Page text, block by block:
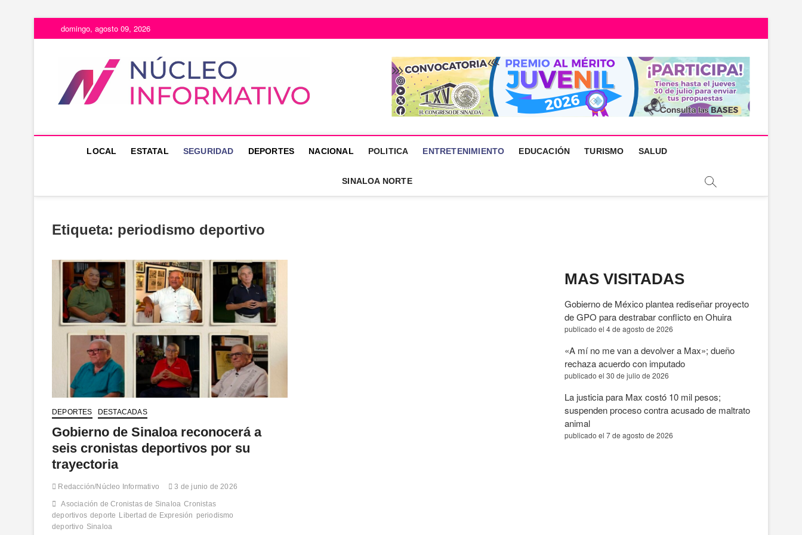
al
domingo, agosto 09, 2026
Núcleo Informativo
PORTAL DE NOTICIAS LOCALES DEL ESTADO DE SINALOA
LOCAL ESTATAL SEGURIDAD DEPORTES NACIONAL POLITICA ENTRETENIMIENTO EDUCACIÓN TURISMO SALUD
SINALOA NORTE
Etiqueta: periodismo deportivo
DEPORTES DESTACADAS
Gobierno de Sinaloa reconocerá a
seis cronistas deportivos por su
trayectoria
Redacción/Núcleo Informativo 3 de junio de 2026
Asociación de Cronistas de Sinaloa Cronistas
deportivos deporte Libertad de Expresión periodismo
deportivo Sinaloa
MAS VISITADAS
Gobierno de México plantea rediseñar proyecto
de GPO para destrabar conflicto en Ohuira
publicado el 4 de agosto de 2026
«A mí no me van a devolver a Max»; dueño
rechaza acuerdo con imputado
publicado el 30 de julio de 2026
La justicia para Max costó 10 mil pesos;
suspenden proceso contra acusado de maltrato
animal
publicado el 7 de agosto de 2026